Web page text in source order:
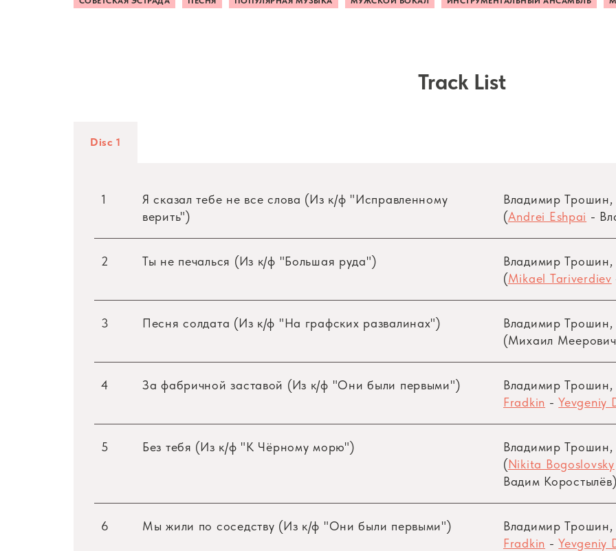
Track List
Disc 1
1
Я сказал тебе не все слова (Из к/ф "Исправленному
верить")
Владимир Трошин,
(Andrei Eshpai -
2 Ты не печалься (Из к/ф "Большая руда") Владимир Трошин,
(Mikael Tariverdiev
3 Песня солдата (Из к/ф "На графских развалинах") Владимир Трошин,
(Михаил
4 За фабричной заставой (Из к/ф "Они были первыми") Владимир Трошин,
Fradkin -Yevgeniy
5 Без тебя (Из к/ф "К Чёрному морю") Владимир Трошин,
(Nikita Bogoslovsky
Вадим Коростылёв)
6 Мы жили по соседству (Из к/ф "Они были первыми") Владимир Трошин,
Fradkin -Yevgeniy